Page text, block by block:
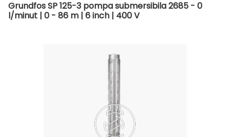
Grundfos SP 125-3 pompa submersibila 2685 - 0
l/minut | 0 - 86 m | 6 inch | 400 V